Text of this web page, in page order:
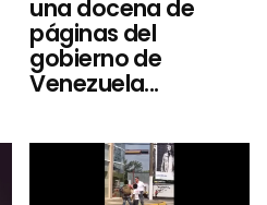
una docena de
páginas del
gobierno de
Venezuela...